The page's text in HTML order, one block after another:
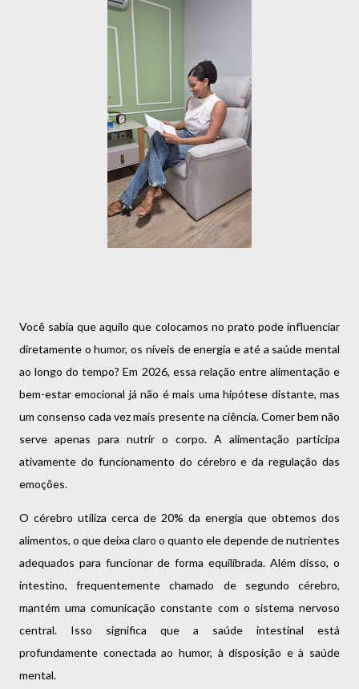
Você sabia que aquilo que colocamos no prato pode influenciar
diretamente o humor, os níveis de energia e até a saúde mental
ao longo do tempo? Em 2026, essa relação entre alimentação e
bem-estar emocional já não é mais uma hipótese distante, mas
um consenso cada vez mais presente na ciência. Comer bem não
serve apenas para nutrir o corpo. A alimentação participa
ativamente do funcionamento do cérebro e da regulação das
emoções.
O cérebro utiliza cerca de 20% da energia que obtemos dos
alimentos, o que deixa claro o quanto ele depende de nutrientes
adequados para funcionar de forma equilibrada. Além disso, o
intestino, frequentemente chamado de segundo cérebro,
mantém uma comunicação constante com o sistema nervoso
central. Isso significa que a saúde intestinal está
profundamente conectada ao humor, à disposição e à saúde
mental.